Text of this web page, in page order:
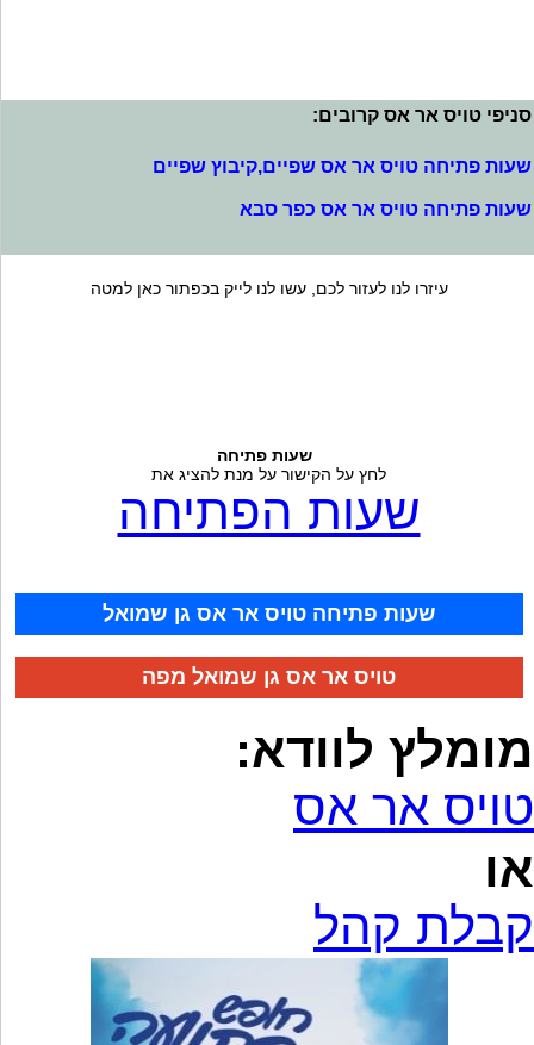
סניפי טויס אר אס קרובים:
שעות פתיחה טויס אר אס שפיים,קיבוץ שפיים
שעות פתיחה טויס אר אס כפר סבא
עיזרו לנו לעזור לכם, עשו לנו לייק בכפתור כאן למטה
שעות פתיחה
לחץ על הקישור על מנת להציג את
שעות הפתיחה
שעות פתיחה טויס אר אס גן שמואל
טויס אר אס גן שמואל מפה
מומלץ לוודא:
טויס אר אס
או
קבלת קהל